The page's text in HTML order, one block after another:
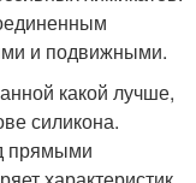
и подвижными.
какой лучше,
силикона.
прямыми